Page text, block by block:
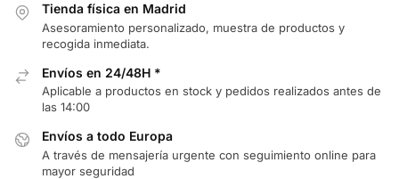
Tienda física en Madrid
Asesoramiento personalizado, muestra de productos y
recogida inmediata.
Envíos en 24/48H *
Aplicable a productos en stock y pedidos realizados antes de
las 14:00
Envíos a todo Europa
A través de mensajería urgente con seguimiento online para
mayor seguridad